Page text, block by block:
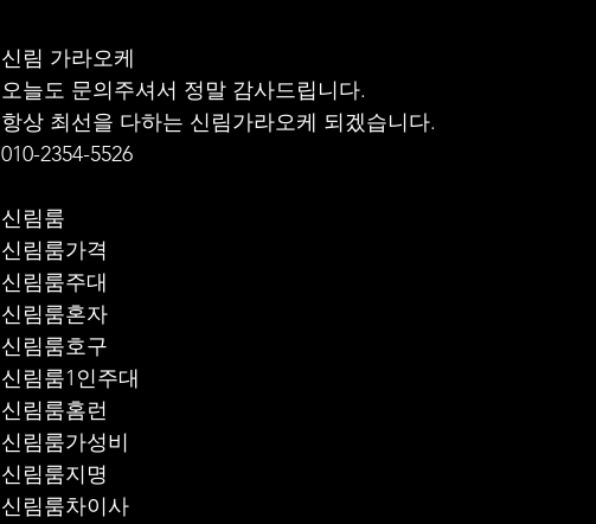
신림 가라오케
오늘도 문의주셔서 정말 감사드립니다.
항상 최선을 다하는 신림가라오케 되겠습니다.
010-2354-5526
신림룸
신림룸가격
신림룸주대
신림룸혼자
신림룸호구
신림룸1인주대
신림룸홈런
신림룸가성비
신림룸지명
신림룸차이사